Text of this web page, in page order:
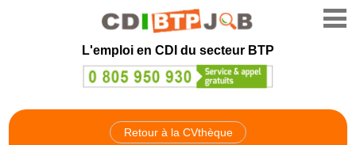
L'emploi en CDI du secteur BTP
Retour à la CVthèque